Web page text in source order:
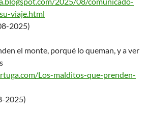
viaje.html
2025)
el monte, porqué lo queman, y a ver
Los-malditos-que-prenden-
2025)